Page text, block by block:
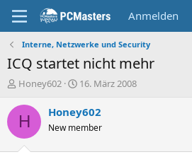
Anmelden
Interne, Netzwerke und Security
ICQ startet nicht mehr
E
s
Honey602
E
s
t
e
16. März 2008
H Honey602
New member